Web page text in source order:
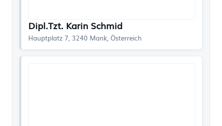
Dipl.Tzt. Karin Schmid
Hauptplatz 7, 3240 Mank, Österreich